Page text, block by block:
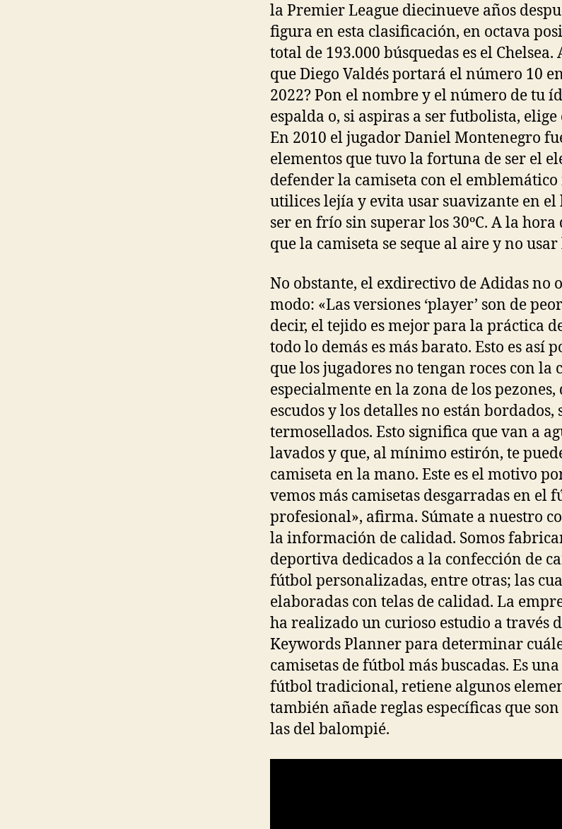
la Premier League diecinueve años
figura en esta clasificación, en octava
total de 193.000 búsquedas es el
que Diego Valdés portará el número 10
2022? Pon el nombre y el número de tu
espalda o, si aspiras a ser futbolista,
En 2010 el jugador Daniel Montenegro
elementos que tuvo la fortuna de ser el
defender la camiseta con el emblemático
utilices lejía y evita usar suavizante en el
ser en frío sin superar los 30ºC. A la hora
que la camiseta se seque al aire y no usar
No obstante, el exdirectivo de Adidas no
modo: «Las versiones ‘player’ son de
decir, el tejido es mejor para la práctica
todo lo demás es más barato. Esto es así
que los jugadores no tengan roces con la
especialmente en la zona de los pezones,
escudos y los detalles no están bordados,
termosellados. Esto significa que van a
lavados y que, al mínimo estirón, te
camiseta en la mano. Este es el motivo
vemos más camisetas desgarradas en el
profesional», afirma. Súmate a nuestro
la información de calidad. Somos
deportiva dedicados a la confección de
fútbol personalizadas, entre otras; las
elaboradas con telas de calidad. La
ha realizado un curioso estudio a través
Keywords Planner para determinar
camisetas de fútbol más buscadas. Es
fútbol tradicional, retiene algunos
también añade reglas específicas que
las del balompié.